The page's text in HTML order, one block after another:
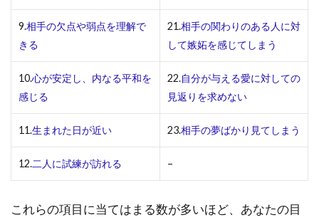
相手
の感
分か
る
癖が
似て
9.相手の欠点や弱点を理解で
きる
21.相手の関わりのある人に対
して嫉妬を感じてしまう
10.心が安定し、内なる平和を
感じる
22.自分が与える愛に対しての
見返りを求めない
11.生まれた日が近い 23.相手の夢ばかり見てしまう
12.二人に試練が訪れる –
これらの項目に当てはまる数が多いほど、あなたの目